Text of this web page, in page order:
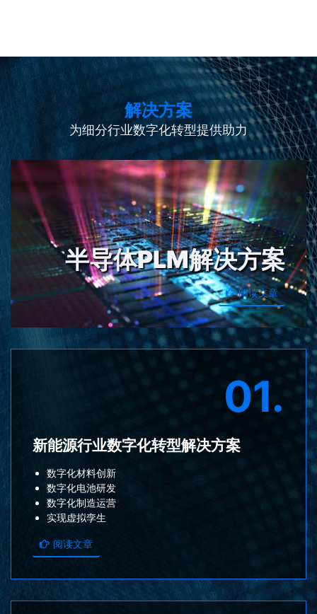
解决方案
为细分行业数字化转型提供助力
半导体PLM解决方案
阅读文章
01.
新能源行业数字化转型解决方案
数字化材料创新
数字化电池研发
数字化制造运营
实现虚拟孪生
阅读文章